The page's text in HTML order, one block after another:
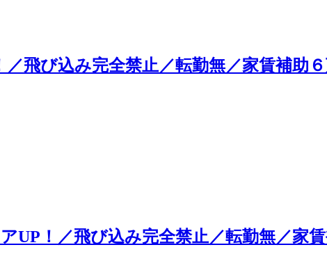
飛び込み完全禁止／転勤無／家賃補助６
UP！／飛び込み完全禁止／転勤無／家